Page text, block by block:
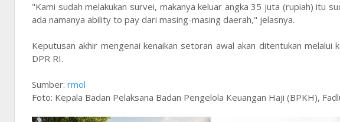
"Kami sudah melakukan survei, makanya keluar angka 35 juta (rupiah) itu
ada namanya ability to pay dari masing-masing daerah," jelasnya.
Keputusan akhir mengenai kenaikan setoran awal akan ditentukan
DPR RI.
Sumber: rmol
Foto: Kepala Badan Pelaksana Badan Pengelola Keuangan Haji (BPKH),